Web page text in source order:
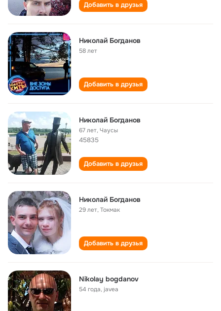
Добавить в друзья
Николай Богданов
58 лет
Добавить в друзья
Николай Богданов
67 лет,Чаусы
45835
Добавить в друзья
Николай Богданов
29 лет,Токмак
Добавить в друзья
Nikolay bogdanov
54 года, javea